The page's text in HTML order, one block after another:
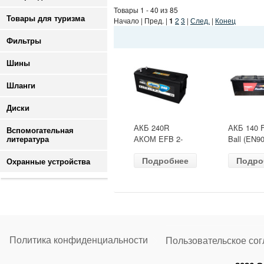
Товары для туризма
Фильтры
Шины
Шланги
Диски
Вспомогательная
литература
Охранные устройства
Товары 1 - 40 из 85
Начало | Пред. | 1 2 3 | След. | Конец
АКБ 240R
АКОМ EFB 2-
(EN1500) ДШВ
Подробнее
АКБ 140
Ball
Политика конфиденциальности Пользовательское